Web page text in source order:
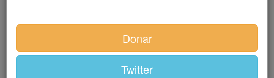
Él acaba de llegar. Ha abierto la puerta, que chirría
débilmente, y ha dejado caer el fardelillo con la ropa,
pobre ropa de faena, sobre la silla. De la cocina le
Donar
Twitter